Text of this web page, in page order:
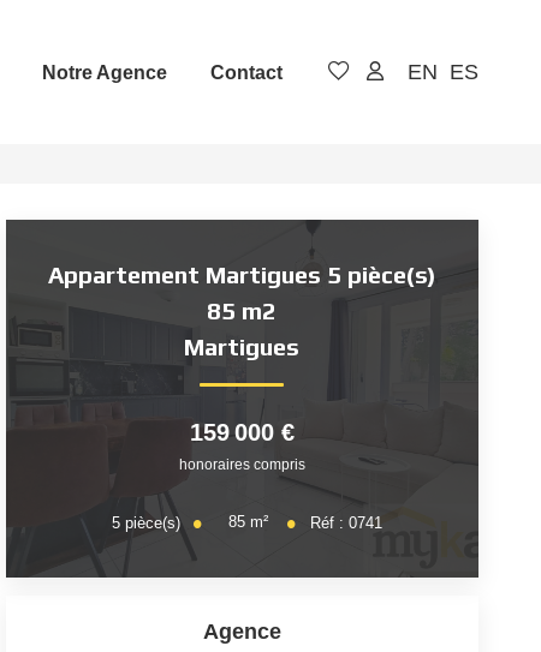
Notre Agence Contact EN ES
Appartement Martigues 5 pièce(s)
85 m2
Martigues
159 000 €
honoraires compris
5 pièce(s) 85 m² Réf : 0741
Agence